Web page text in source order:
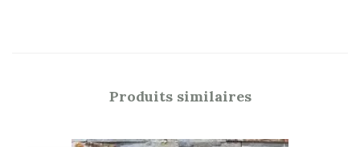
Produits similaires